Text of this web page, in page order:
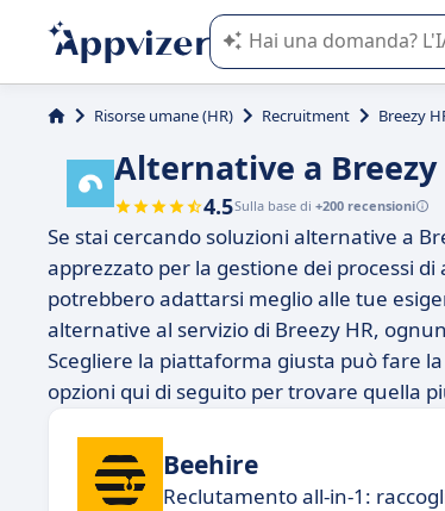
L'IA di Appvizer vi guida
Risorse umane (HR) Recruitment Breezy
Alternative a Breezy
4.5Sulla base di +200 recensioni
Se stai cercando soluzioni alternative a
apprezzato per la gestione dei processi
potrebbero adattarsi meglio alle tue
alternative al servizio di Breezy HR,
Scegliere la piattaforma giusta può fare
opzioni qui di seguito per trovare quella
Beehire
Reclutamento all-in-1: